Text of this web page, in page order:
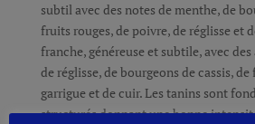
subtil avec des notes de menthe, de
fruits rouges, de poivre, de réglisse et
franche, généreuse et subtile, avec
de réglisse, de bourgeons de cassis,
garrigue et de cuir. Les tanins sont
structurés donnant une bonne